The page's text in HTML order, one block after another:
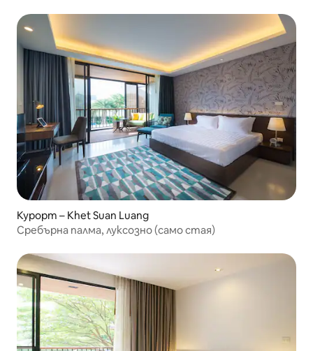
Курорт – Khet Suan Luang
Сребърна палма, луксозно (само стая)